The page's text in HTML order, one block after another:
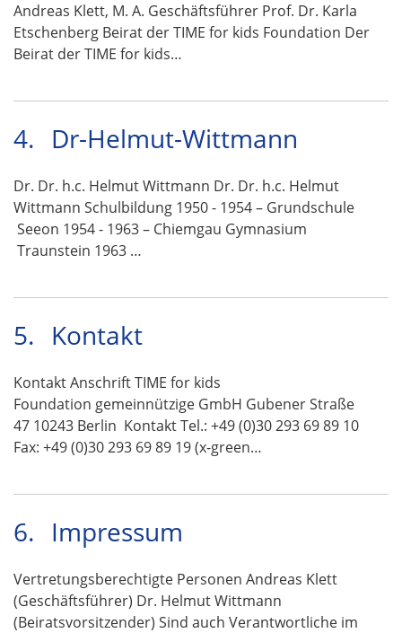
Andreas Klett, M. A. Geschäftsführer Prof. Dr. Karla
Etschenberg Beirat der TIME for kids Foundation Der
Beirat der TIME for kids…
4. Dr-Helmut-Wittmann
Dr. Dr. h.c. Helmut Wittmann Dr. Dr. h.c. Helmut
Wittmann Schulbildung 1950 - 1954 – Grundschule
Seeon 1954 - 1963 – Chiemgau Gymnasium
Traunstein 1963 …
5. Kontakt
Kontakt Anschrift TIME for kids
Foundation gemeinnützige GmbH Gubener Straße
47 10243 Berlin Kontakt Tel.: +49 (0)30 293 69 89 10
Fax: +49 (0)30 293 69 89 19 (x-green…
6. Impressum
Vertretungsberechtigte Personen Andreas Klett
(Geschäftsführer) Dr. Helmut Wittmann
(Beiratsvorsitzender) Sind auch Verantwortliche im